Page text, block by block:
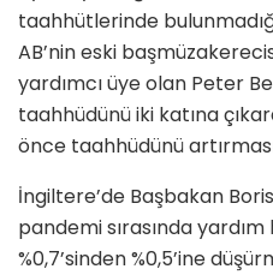
taahhütlerinde
AB’nin eski
yardımcı üye olan Peter
taahhüdünü iki katına
önce taahhüdünü
İngiltere’de Başbakan
pandemi sırasında yardım
%0,7’sinden %0,5’ine